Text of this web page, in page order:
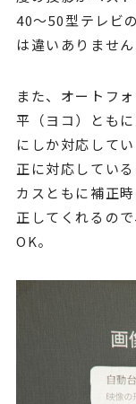
40〜50型テレビ
は違いありません
また、オートフ
平（ヨコ）とも
にしか対応して
正に対応してい
カスともに補正
正してくれるの
OK。